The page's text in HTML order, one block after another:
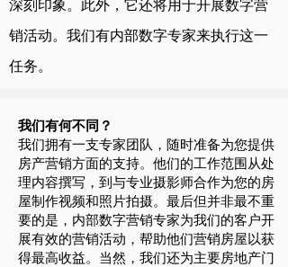
深刻印象。此外，它还将用于开展数字营
销活动。 我们有内部数字专家来执行这一
任务。
我们有何不同？
我们拥有一支专家团队，随时准备为您提供
房产营销方面的支持。他们的工作范围从处
理内容撰写，到与专业摄影师合作为您的房
屋制作视频和照片拍摄。最后但并非最不重
要的是，内部数字营销专家为我们的客户开
展有效的营销活动，帮助他们营销房屋以获
得最高收益。当然，我们还为主要房地产门